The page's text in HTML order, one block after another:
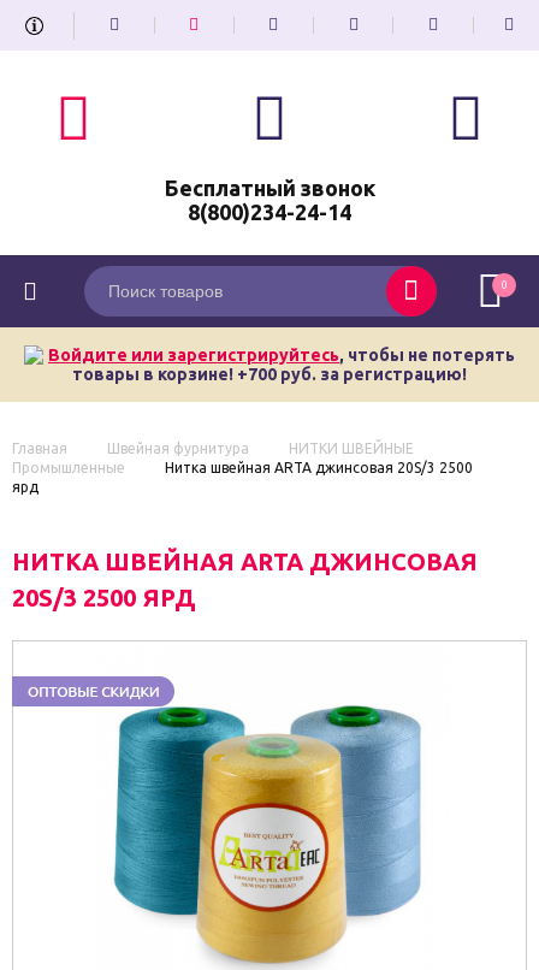
Бесплатный звонок
8(800)234-24-14
0
Войдите или зарегистрируйтесь, чтобы не потерять
товары в корзине! +700 руб. за регистрацию!
Главная Швейная фурнитура
НИТКИ ШВЕЙНЫЕ
Промышленные
Нитка швейная ARTA джинсовая 20S/3 2500
ярд
НИТКА ШВЕЙНАЯ ARTA ДЖИНСОВАЯ
20S/3 2500 ЯРД